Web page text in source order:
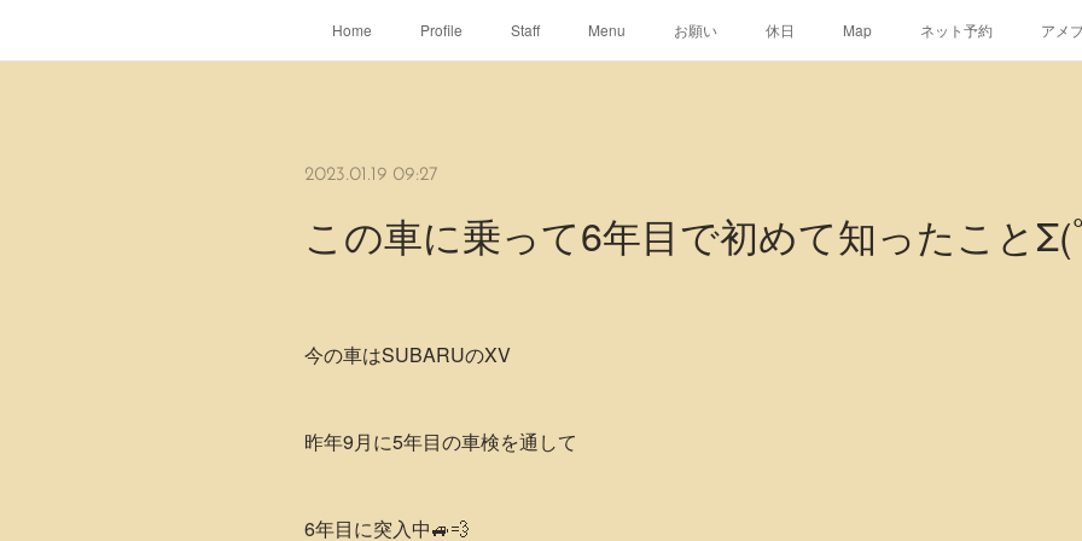
Home Profile Staff Menu お願い 休日 Map ネット予約 アメ
2023.01.19 09:27
この車に乗って6年目で初めて知ったことΣ(
今の車はSUBARUのXV
昨年9月に5年目の車検を通して
6年目に突入中🚙💨